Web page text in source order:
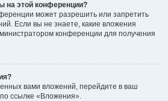
на этой конференции?
может разрешить или запретить
Если вы не знаете, какие вложения
конференции для получения
вами вложений, перейдите в ваш
ссылке «Вложения».